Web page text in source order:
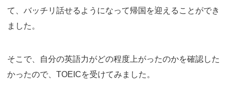
て、バッチリ話せるようになって帰国を迎えることができ
ました。
そこで、自分の英語力がどの程度上がったのかを確認した
かったので、TOEICを受けてみました。